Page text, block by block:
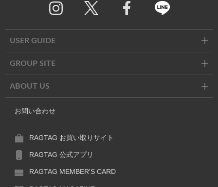
USER GUIDE
GROUP SITE
ABOUT US
お問い合わせ
RAGTAG お買い取りサイト
RAGTAG 公式アプリ
RAGTAG MEMBER'S CARD